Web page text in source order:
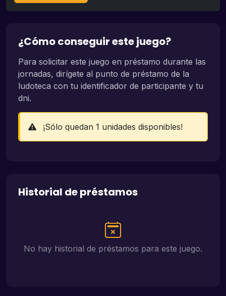
¿Cómo conseguir este juego?
Para solicitar este juego en préstamo durante las
jornadas, dirígete al punto de préstamo de la
ludoteca con tu identificador de participante y tu
dni.
¡Sólo quedan 1 unidades disponibles!
Historial de préstamos
No hay historial de préstamos para este juego.